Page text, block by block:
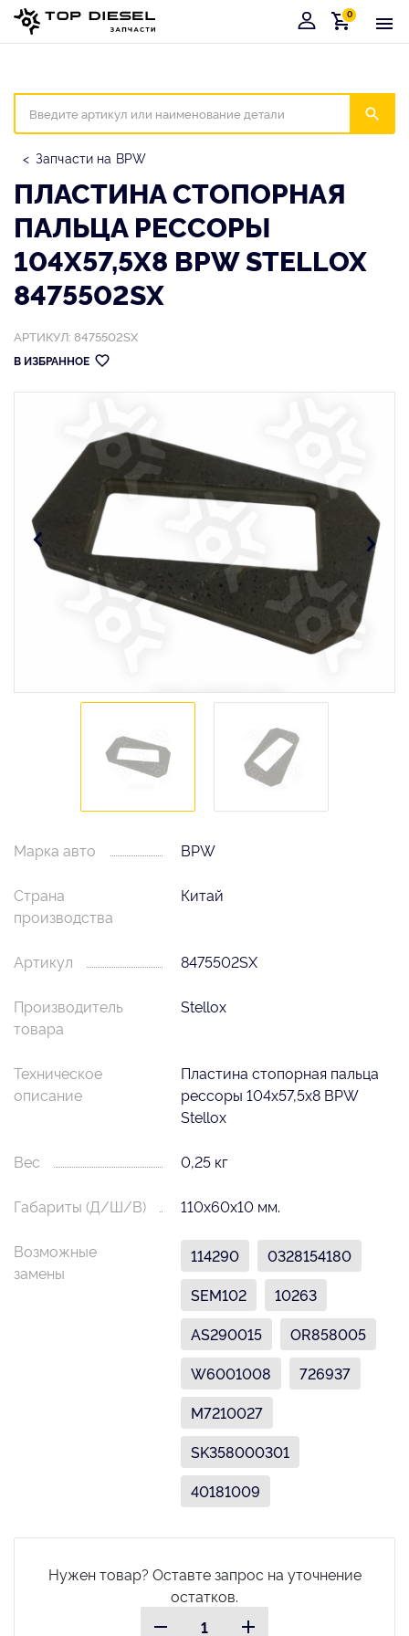
Корзина
0
Запчасти на BPW
ПЛАСТИНА СТОПОРНАЯ
ПАЛЬЦА РЕССОРЫ
104X57,5X8 BPW STELLOX
8475502SX
АРТИКУЛ: 8475502SX
В ИЗБРАННОЕ
Марка авто BPW
Страна
производства
Китай
Артикул 8475502SX
Производитель
товара
Stellox
Техническое
описание
Пластина стопорная пальца
рессоры 104x57,5x8 BPW
Stellox
Вес 0,25 кг
Габариты (Д/Ш/В) 110х60х10 мм.
Возможные
замены
114290
0328154180
SEM102
10263
AS290015
OR858005
W6001008
726937
M7210027
SK358000301
40181009
Нужен товар? Оставте запрос на уточнение
остатков.